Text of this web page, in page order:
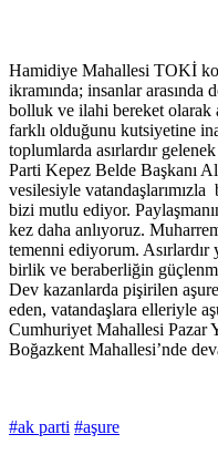
Hamidiye Mahallesi TOKİ
ikramında; insanlar arasında
bolluk ve ilahi bereket olarak
farklı olduğunu kutsiyetine
toplumlarda asırlardır
Parti Kepez Belde Başkanı
vesilesiyle
bizi mutlu ediyor.
kez daha anlıyoruz.
temenni ediyorum. Asırlardır
birlik ve beraberliğin
Dev kazanlarda pişirilen
eden, vatandaşlara elleriyle
Cumhuriyet Mahallesi Pazar
Boğazkent Mahallesi’nde
#ak parti #aşure